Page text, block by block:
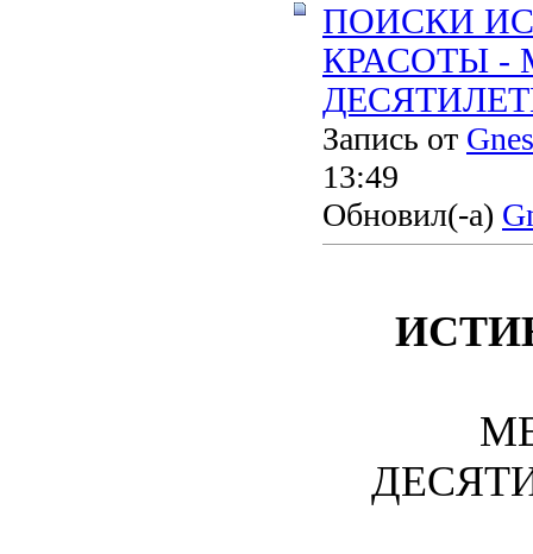
ПОИСКИ
КРАСОТЫ -
Запись от
13:49
Обновил(-а)